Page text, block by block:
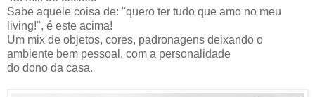
Sabe aquele coisa de: "quero ter tudo que amo no meu
living!", é este acima!
Um mix de objetos, cores, padronagens deixando o
ambiente bem pessoal, com a personalidade
do dono da casa.